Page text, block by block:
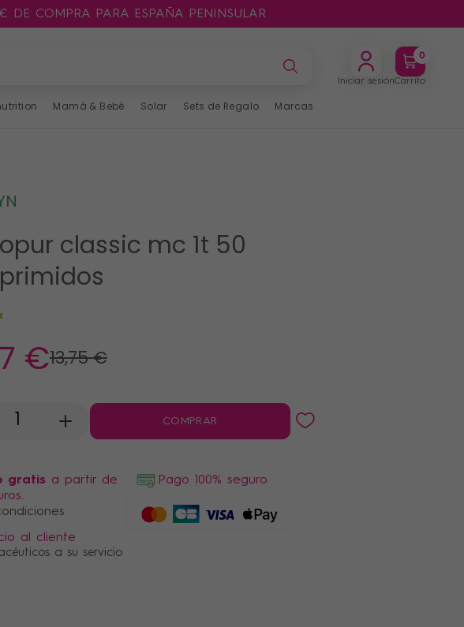
COMPRA PARA ESPAÑA PENINSULAR
Iniciar sesión
0
Carrito
Mamá & Bebé Solar Sets de Regalo Marcas
classic mc 1t 50
€13,75 €
+ COMPRAR
gratis a partir de
Pago 100% seguro
al cliente
a su servicio